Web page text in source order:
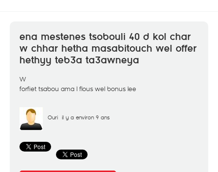
ena mestenes tsobouli 40 d kol char
w chhar hetha masabitouch wel offer
hethyy teb3a ta3awneya
W
forfiet tsabou ama l flous wel bonus lee
Ouri il y a environ 9 ans